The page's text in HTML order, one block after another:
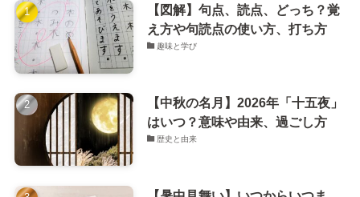
【図解】句点、読点、どっち？覚
え方や句読点の使い方、打ち方
趣味と学び
【中秋の名月】2026年「十五夜」
はいつ？意味や由来、過ごし方
歴史と由来